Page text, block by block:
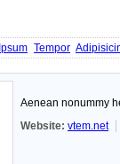
Ipsum Tempor
Aenean nonummy
Website: vtem.net